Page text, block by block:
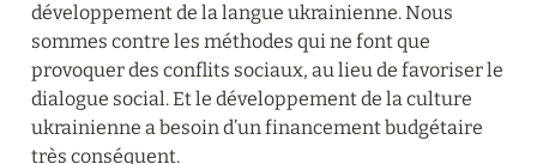
développement de la langue ukrainienne. Nous
sommes contre les méthodes qui ne font que
provoquer des conflits sociaux, au lieu de favoriser le
dialogue social. Et le développement de la culture
ukrainienne a besoin d’un financement budgétaire
très conséquent.